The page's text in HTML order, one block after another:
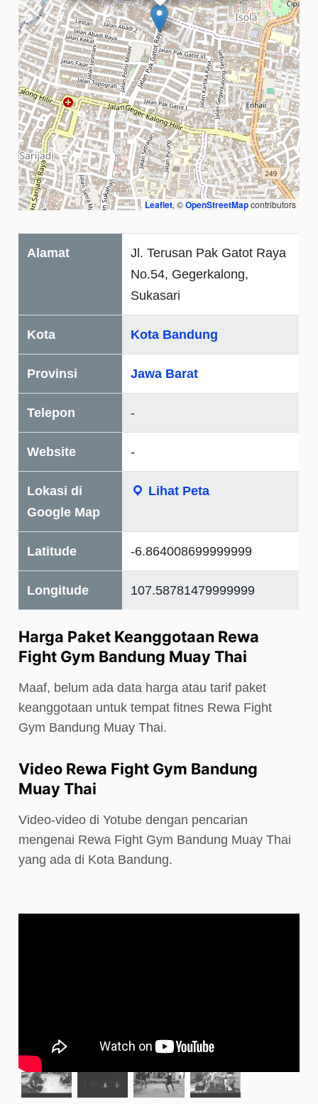
Leaflet, ©OpenStreetMapcontributors
Alamat
Jl. Terusan Pak Gatot Raya
No.54, Gegerkalong,
Sukasari
Kota Kota Bandung
Provinsi Jawa Barat
Telepon -
Website -
Lokasi di
Google Map
Lihat Peta
Latitude -6.864008699999999
Longitude 107.58781479999999
Harga Paket Keanggotaan Rewa
Fight Gym Bandung Muay Thai
Maaf, belum ada data harga atau tarif paket
keanggotaan untuk tempat fitnes Rewa Fight
Gym Bandung Muay Thai.
Video Rewa Fight Gym Bandung
Muay Thai
Video-video di Yotube dengan pencarian
mengenai Rewa Fight Gym Bandung Muay Thai
yang ada di Kota Bandung.